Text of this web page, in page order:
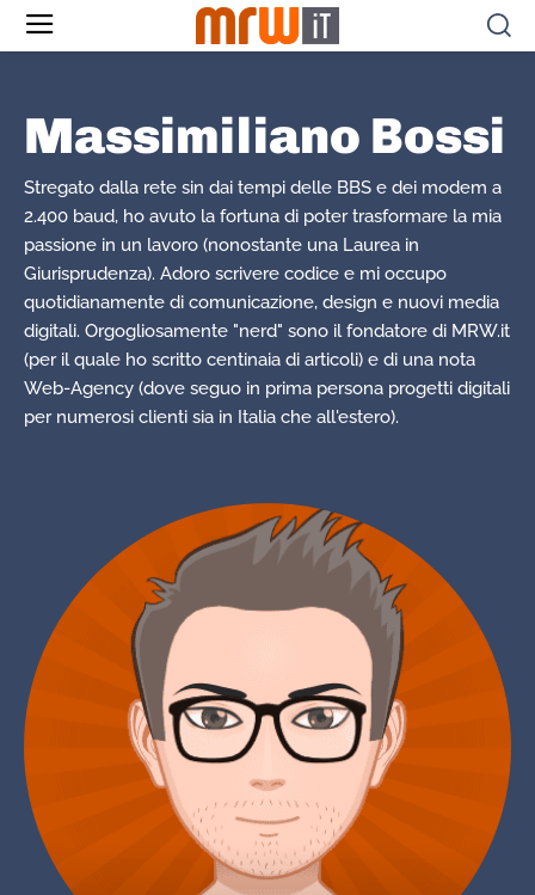
Massimiliano Bossi
Stregato dalla rete sin dai tempi delle BBS e dei modem a
2.400 baud, ho avuto la fortuna di poter trasformare la mia
passione in un lavoro (nonostante una Laurea in
Giurisprudenza). Adoro scrivere codice e mi occupo
quotidianamente di comunicazione, design e nuovi media
digitali. Orgogliosamente "nerd" sono il fondatore di MRW.it
(per il quale ho scritto centinaia di articoli) e di una nota
Web-Agency (dove seguo in prima persona progetti digitali
per numerosi clienti sia in Italia che all'estero).